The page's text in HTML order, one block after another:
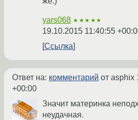
yars068 ★★★★★
19.10.2015 11:40:55
Ссылка
Ответ на: комментарий от asphix
+00:00
Значит материнка
неудачная.